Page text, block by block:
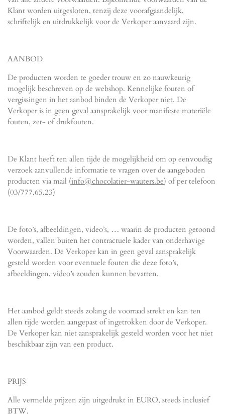
Klant worden uitgesloten, tenzij deze voorafgaandelijk,
schriftelijk en uitdrukkelijk voor de Verkoper aanvaard zijn.
AANBOD
De producten worden te goeder trouw en zo nauwkeurig
mogelijk beschreven op de webshop. Kennelijke fouten of
vergissingen in het aanbod binden de Verkoper niet. De
Verkoper is in geen geval aansprakelijk voor manifeste materiële
fouten, zet- of drukfouten.
De Klant heeft ten allen tijde de mogelijkheid om op eenvoudig
verzoek aanvullende informatie te vragen over de aangeboden
producten via mail (info@chocolatier-wauters.be) of per telefoon
(03/777.65.23)
De foto’s, afbeeldingen, video’s, … waarin de producten getoond
worden, vallen buiten het contractuele kader van onderhavige
Voorwaarden. De Verkoper kan in geen geval aansprakelijk
gesteld worden voor eventuele fouten die deze foto’s,
afbeeldingen, video’s zouden kunnen bevatten.
Het aanbod geldt steeds zolang de voorraad strekt en kan ten
allen tijde worden aangepast of ingetrokken door de Verkoper.
De Verkoper kan niet aansprakelijk gesteld worden voor het niet
beschikbaar zijn van een product.
PRIJS
Alle vermelde prijzen zijn uitgedrukt in EURO, steeds inclusief
BTW.